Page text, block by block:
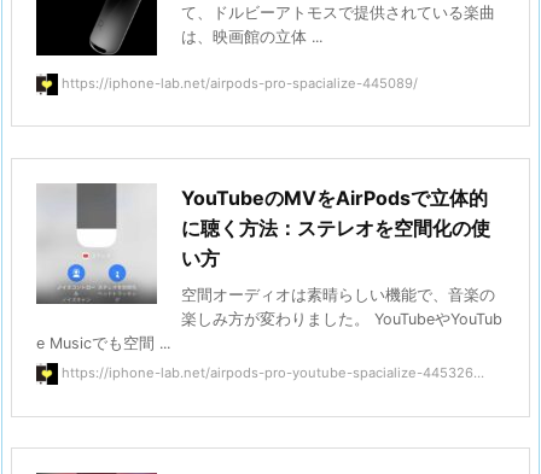
て、ドルビーアトモスで提供されている楽曲
は、映画館の立体 ...
https://iphone-lab.net/airpods-pro-spacialize-445089/
YouTubeのMVをAirPodsで立体的
に聴く方法：ステレオを空間化の使
い方
空間オーディオは素晴らしい機能で、音楽の
楽しみ方が変わりました。 YouTubeやYouTub
e Musicでも空間 ...
https://iphone-lab.net/airpods-pro-youtube-spacialize-445326...